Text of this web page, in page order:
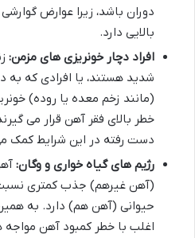
دوران باشد، زیرا عوارض
بالایی دارد.
افراد دچار خونریزی های مزمن:
شدید هستند، یا افرادی که به
(مانند زخم معده یا روده)
خطر بالای فقر آهن قرار می
دست رفته در این شرایط کمک
رژیم های گیاه خواری و وگان:
(آهن غیرهم) جذب کمتری
حیوانی (آهن هم) دارد. به همین
اغلب با خطر کمبود آهن